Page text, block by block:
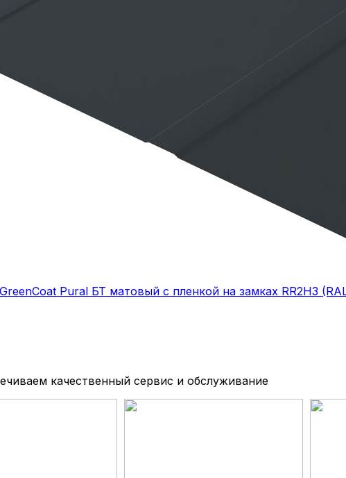
Pural БТ матовый с пленкой на замках RR2H3
качественный сервис и обслуживание